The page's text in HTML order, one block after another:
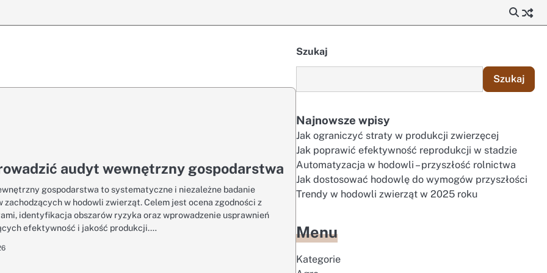
audyt wewnętrzny gospodarstwa
gospodarstwa to systematyczne i niezależne badanie
zachodzących w hodowli zwierząt. Celem jest ocena zgodności z
identyfikacja obszarów ryzyka oraz wprowadzenie usprawnień
efektywność i jakość produkcji.…
Szukaj
Szukaj
Najnowsze wpisy
Jak ograniczyć straty w produkcji zwierzęcej
Jak poprawić efektywność reprodukcji w stadzie
Automatyzacja w hodowli – przyszłość rolnictwa
Jak dostosować hodowlę do wymogów przyszłości
Trendy w hodowli zwierząt w 2025 roku
Menu
Kategorie